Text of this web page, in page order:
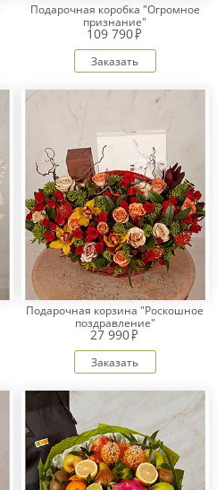
Подарочная коробка "Огромное
признание"
109 790
Заказать
Подарочная корзина "Роскошное
поздравление"
27 990
Заказать